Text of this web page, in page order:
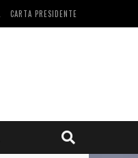
CARTA PRESIDENTE